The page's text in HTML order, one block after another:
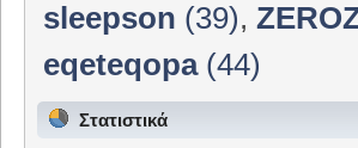
sleepson (39),
eqeteqopa(44)
Στατιστικά